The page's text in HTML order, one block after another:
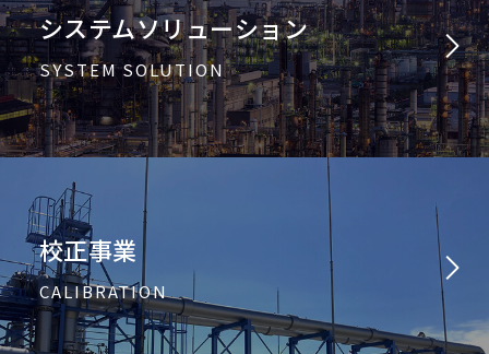
システムソリューション
SYSTEM SOLUTION
校正事業
CALIBRATION